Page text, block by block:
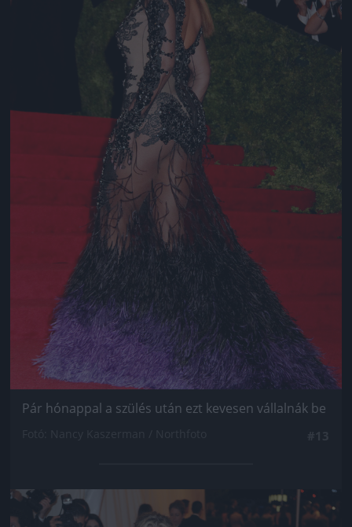
Pár hónappal a szülés után ezt kevesen vállalnák be
Jön még kép!